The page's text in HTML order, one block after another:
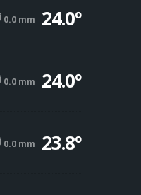
0.0 mm 24.0º
0.0 mm 24.0º
0.0 mm 23.8º